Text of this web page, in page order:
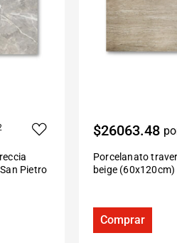
Pietro
$26063.48
Porcelanato
beige
Comprar